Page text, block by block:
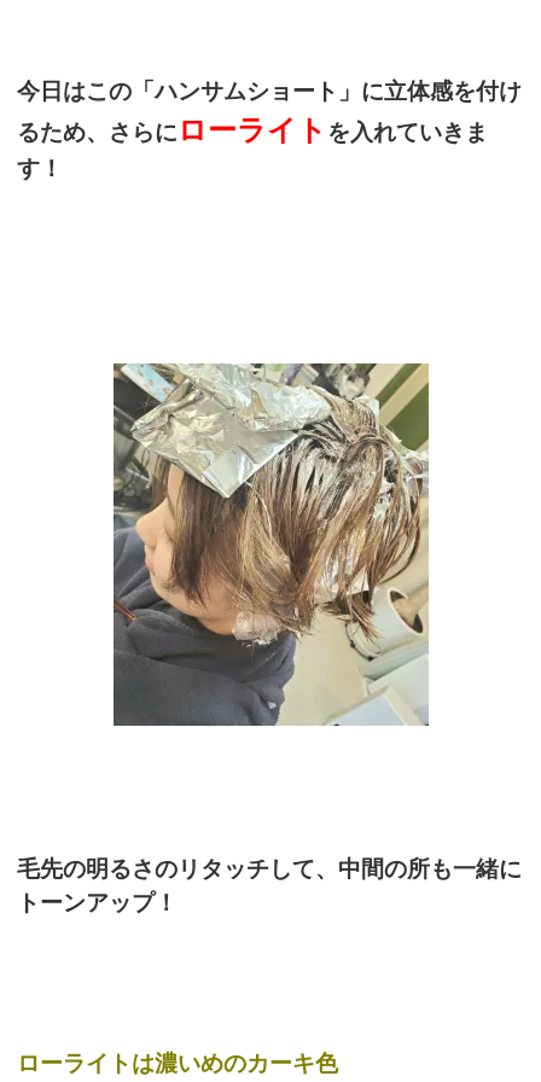
今日はこの「ハンサムショート」に立体感を付け
るため、さらに ローライト を入れていきま
す！
毛先の明るさのリタッチして、中間の所も一緒に
トーンアップ！
ローライトは濃いめのカーキ色